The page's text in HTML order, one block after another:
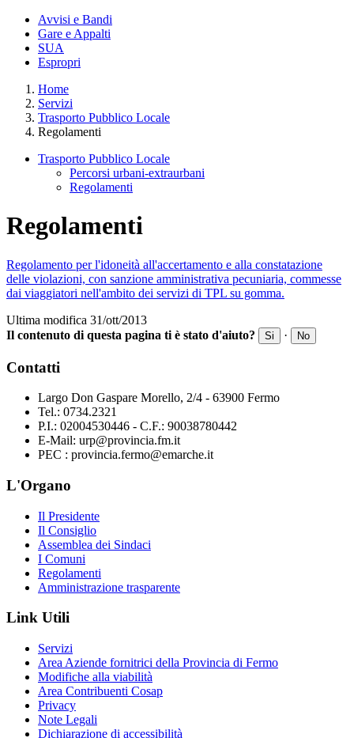
Avvisi e Bandi
Gare e Appalti
SUA
Espropri
Home
Servizi
Trasporto Pubblico Locale
Regolamenti
Trasporto Pubblico Locale
Percorsi urbani-extraurbani
Regolamenti
Regolamenti
Regolamento per l'idoneità all'accertamento e alla constatazione
delle violazioni, con sanzione amministrativa pecuniaria, commesse
dai viaggiatori nell'ambito dei servizi di TPL su gomma.
Ultima modifica 31/ott/2013
Il contenuto di questa pagina ti è stato d'aiuto?
Si · No
Contatti
Largo Don Gaspare Morello, 2/4 - 63900 Fermo
Tel.: 0734.2321
P.I.: 02004530446 - C.F.: 90038780442
E-Mail: urp@provincia.fm.it
PEC : provincia.fermo@emarche.it
L'Organo
Il Presidente
Il Consiglio
Assemblea dei Sindaci
I Comuni
Regolamenti
Amministrazione trasparente
Link Utili
Servizi
Area Aziende fornitrici della Provincia di Fermo
Modifiche alla viabilità
Area Contribuenti Cosap
Privacy
Note Legali
Dichiarazione di accessibilità